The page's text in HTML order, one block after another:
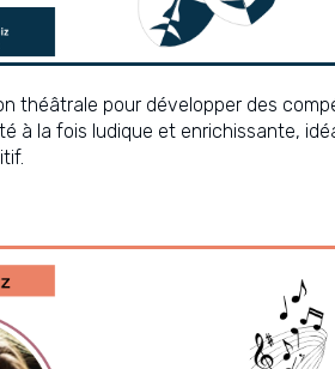
théâtrale pour développer des
à la fois ludique et enrichissante,